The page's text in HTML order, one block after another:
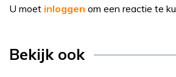
U moet inloggen om een reactie te
Bekijk ook